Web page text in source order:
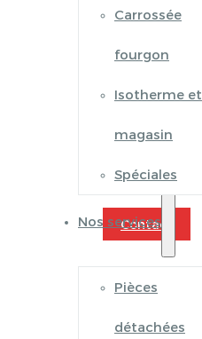
Carrossée
fourgon
Isotherme et
magasin
Spéciales
Nos services
Pièces
détachées
Contact